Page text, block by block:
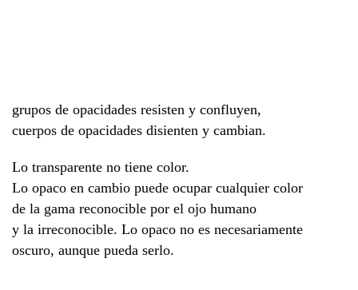
grupos de opacidades resisten y confluyen,
cuerpos de opacidades disienten y cambian.
Lo transparente no tiene color.
Lo opaco en cambio puede ocupar cualquier color
de la gama reconocible por el ojo humano
y la irreconocible. Lo opaco no es necesariamente
oscuro, aunque pueda serlo.